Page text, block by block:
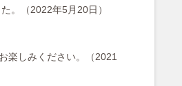
。（2022年5月20日）
楽しみください。（2021